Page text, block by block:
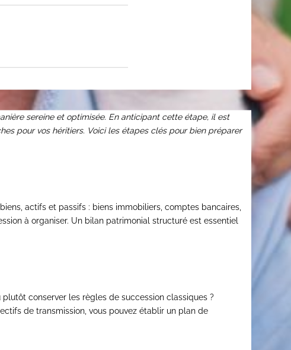
sereine et optimisée. En anticipant cette étape, il est
pour vos héritiers. Voici les étapes clés pour bien préparer
actifs et passifs : biens immobiliers, comptes bancaires,
à organiser. Un bilan patrimonial structuré est essentiel
conserver les règles de succession classiques ?
de transmission, vous pouvez établir un plan de